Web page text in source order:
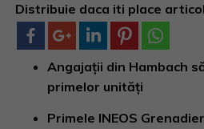
Distribuie daca iti place
Angajații din Hambach
primelor unități
Primele INEOS